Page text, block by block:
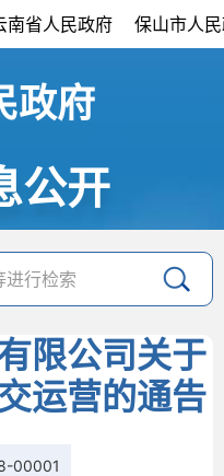
南省人民政府 保山市人
政府
公开
限公司关于
运营的通告
00001